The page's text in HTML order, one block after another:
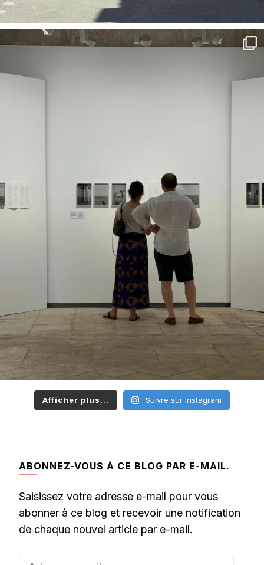
Afficher plus... Suivre sur Instagram
ABONNEZ-VOUS À CE BLOG PAR E-MAIL.
Saisissez votre adresse e-mail pour vous
abonner à ce blog et recevoir une notification
de chaque nouvel article par e-mail.
Adresse